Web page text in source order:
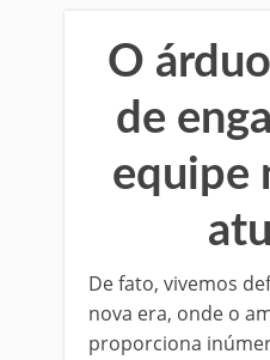
O
de
equipe
De fato, vivemos
nova era, onde o
proporciona